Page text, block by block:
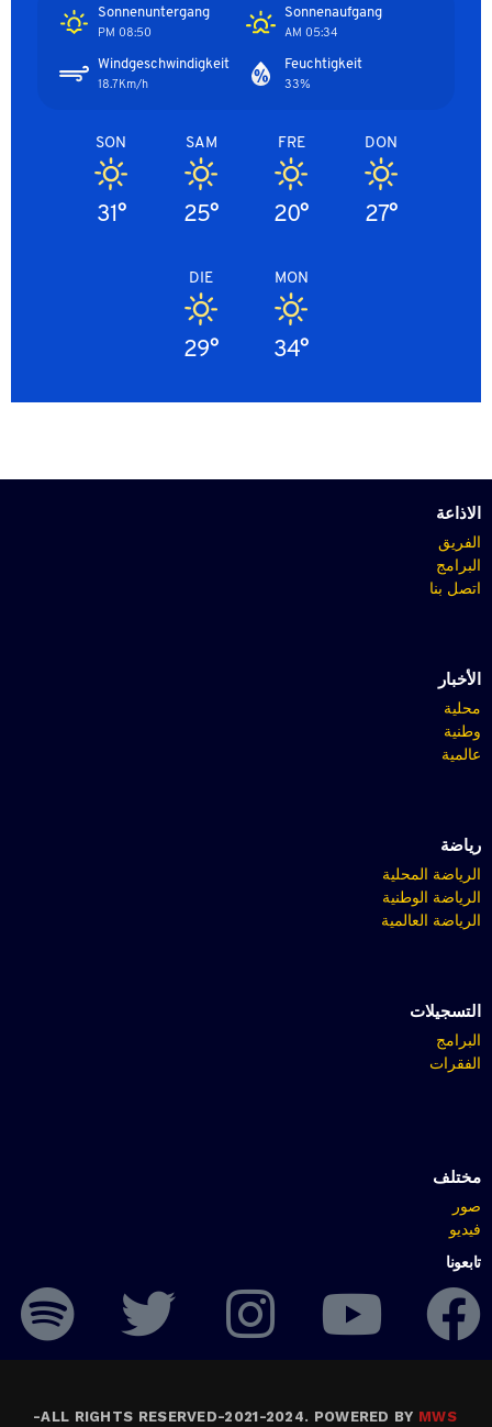
Sonnenaufgang
05:34 AM
Sonnenuntergang
08:50 PM
Feuchtigkeit
33%
Windgeschwindigkeit
18.7Km/h
DON
27°
FRE
20°
SAM
25°
SON
31°
MON
34°
DIE
29°
الاذاعة
الفريق
البرامج
اتصل بنا
الأخبار
محلية
وطنية
عالمية
رياضة
الرياضة المحلية
الرياضة الوطنية
الرياضة العالمية
التسجيلات
البرامج
الفقرات
مختلف
صور
فيديو
تابعونا
ALL RIGHTS RESERVED-2021-2024. POWERED BY MWS
-